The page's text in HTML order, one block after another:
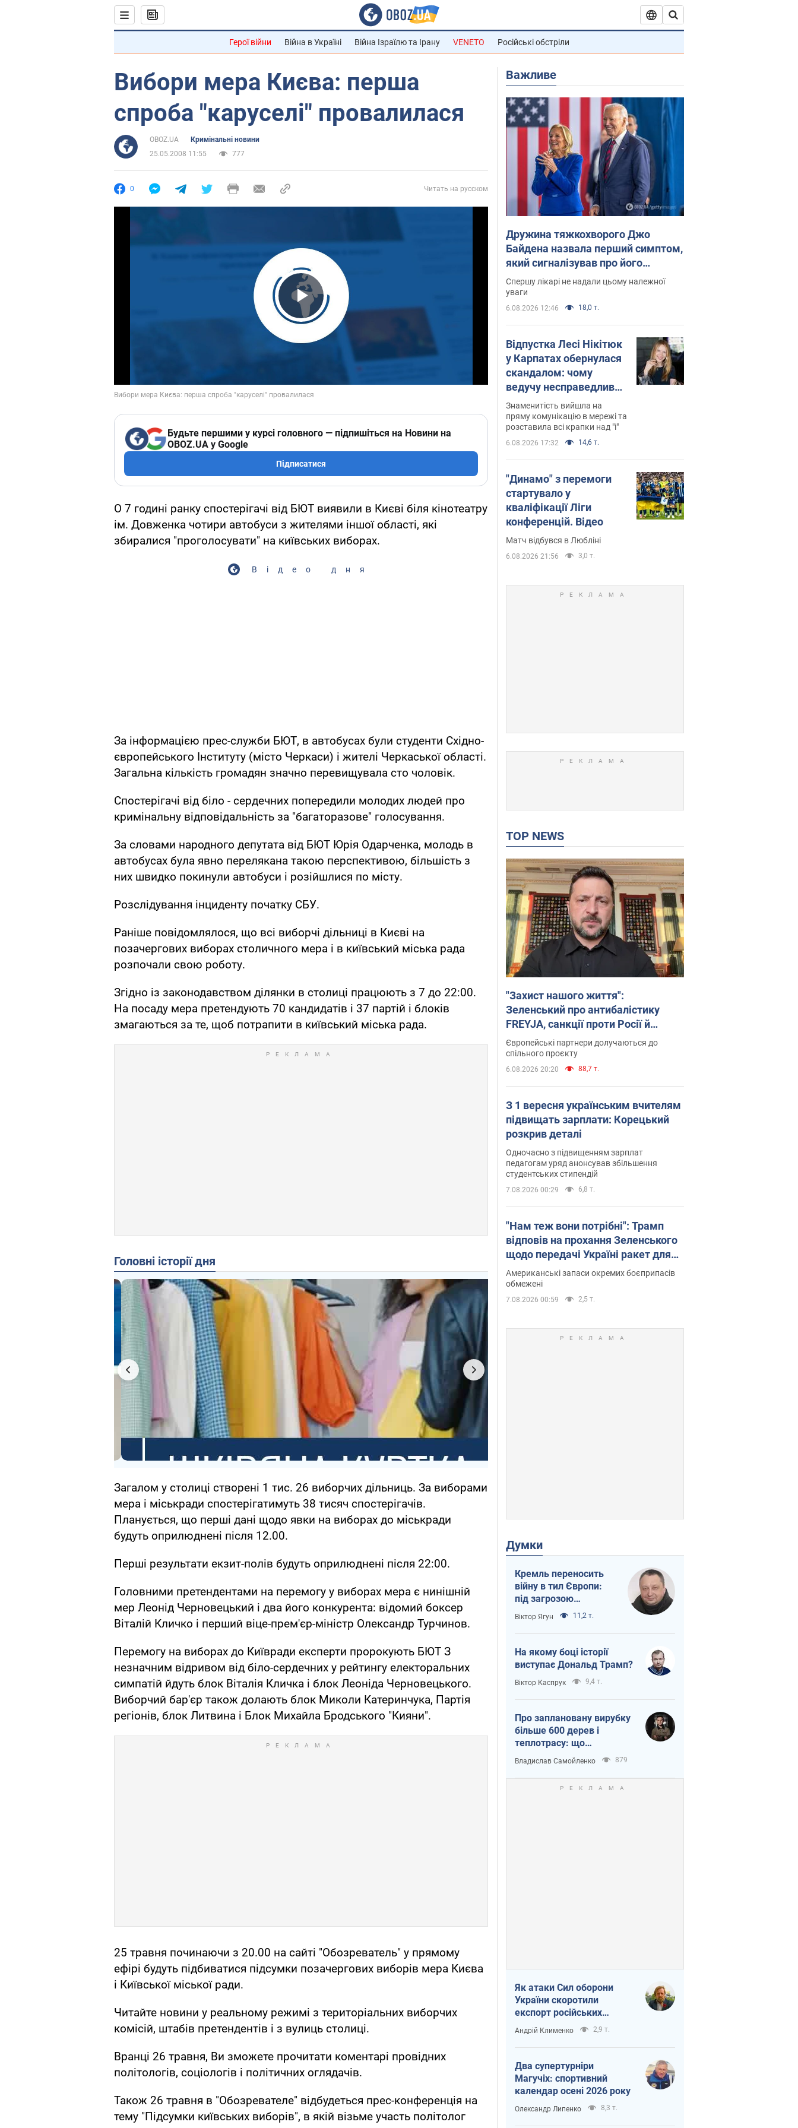
Герої війни Війна в Україні Війна Ізраїлю та Ірану VENETO Російські обстріли
Вибори мера Києва: перша
спроба "каруселі" провалилася
OBOZ.UA
Кримінальні новини
25.05.2008 11:55
777
0 Читать на русском
Play Video
Будьте першими у курсі головного — підпишіться на Новини на
OBOZ.UA у Google
Підписатися
О 7 годині ранку спостерігачі від БЮТ виявили в Києві біля кінотеатру
ім. Довженка чотири автобуси з жителями іншої області, які
збиралися "проголосувати" на київських виборах.
Відео дня
За інформацією прес-служби БЮТ, в автобусах були студенти Східно-
європейського Інституту (місто Черкаси) і жителі Черкаської області.
Загальна кількість громадян значно перевищувала сто чоловік.
Спостерігачі від біло - сердечних попередили молодих людей про
кримінальну відповідальність за "багаторазове" голосування.
За словами народного депутата від БЮТ Юрія Одарченка, молодь в
автобусах була явно перелякана такою перспективою, більшість з
них швидко покинули автобуси і розійшлися по місту.
Розслідування інциденту початку СБУ.
Раніше повідомлялося, що всі виборчі дільниці в Києві на
позачергових виборах столичного мера і в київський міська рада
розпочали свою роботу.
Згідно із законодавством ділянки в столиці працюють з 7 до 22:00.
На посаду мера претендують 70 кандидатів і 37 партій і блоків
змагаються за те, щоб потрапити в київський міська рада.
Головні історії дня
Загалом у столиці створені 1 тис. 26 виборчих дільниць. За виборами
мера і міськради спостерігатимуть 38 тисяч спостерігачів.
Планується, що перші дані щодо явки на виборах до міськради
будуть оприлюднені після 12.00.
Перші результати екзит-полів будуть оприлюднені після 22:00.
Головними претендентами на перемогу у виборах мера є нинішній
мер Леонід Черновецький і два його конкурента: відомий боксер
Віталій Кличко і перший віце-прем'єр-міністр Олександр Турчинов.
Перемогу на виборах до Київради експерти пророкують БЮТ З
незначним відривом від біло-сердечних у рейтингу електоральних
симпатій йдуть блок Віталія Кличка і блок Леоніда Черновецького.
Виборчий бар'єр також долають блок Миколи Катеринчука, Партія
регіонів, блок Литвина і Блок Михайла Бродського "Кияни".
25 травня починаючи з 20.00 на сайті "Обозреватель" у прямому
ефірі будуть підбиватися підсумки позачергових виборів мера Києва
і Київської міської ради.
Читайте новини у реальному режимі з територіальних виборчих
комісій, штабів претендентів і з вулиць столиці.
Вранці 26 травня, Ви зможете прочитати коментарі провідних
політологів, соціологів і політичних оглядачів.
Також 26 травня в "Обозревателе" відбудеться прес-конференція на
тему "Підсумки київських виборів", в якій візьме участь політолог
Важливе
Дружина тяжкохворого Джо
Байдена назвала перший симптом,
який сигналізував про його
"агресивний" рак
Спершу лікарі не надали цьому належної
уваги
6.08.2026 12:46 18,0 т.
Відпустка Лесі Нікітюк
у Карпатах обернулася
скандалом: чому
ведучу несправедливо
захейтили
Знаменитість вийшла на
пряму комунікацію в мережі та
розставила всі крапки над "і"
6.08.2026 17:32 14,6 т.
"Динамо" з перемоги
стартувало у
кваліфікації Ліги
конференцій. Відео
Матч відбувся в Любліні
6.08.2026 21:56 3,0 т.
TOP NEWS
"Захист нашого життя":
Зеленський про антибалістику
FREYJA, санкції проти Росії й
підтримку аграріїв. Відео
Європейські партнери долучаються до
спільного проєкту
6.08.2026 20:20 88,7 т.
З 1 вересня українським вчителям
підвищать зарплати: Корецький
розкрив деталі
Одночасно з підвищенням зарплат
педагогам уряд анонсував збільшення
студентських стипендій
7.08.2026 00:29 6,8 т.
"Нам теж вони потрібні": Трамп
відповів на прохання Зеленського
щодо передачі Україні ракет для
Patriot
Американські запаси окремих боєприпасів
обмежені
7.08.2026 00:59 2,5 т.
Думки
Кремль переносить
війну в тил Європи:
під загрозою
критична логістика
Віктор Ягун 11,2 т.
На якому боці історії
виступає Дональд Трамп?
Віктор Каспрук 9,4 т.
Про заплановану вирубку
більше 600 дерев і
теплотрасу: що
відбувається на Теремках
у Києві
Владислав Самойленко 879
Як атаки Сил оборони
України скоротили
експорт російських
нафтопродуктів
Андрій Клименко 2,9 т.
Два супертурніри
Магучіх: спортивний
календар осені 2026 року
Олександр Липенко 8,3 т.